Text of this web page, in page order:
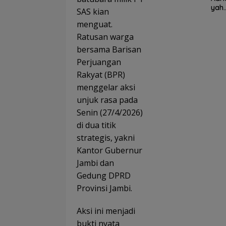
SAS kian
menguat.
Ratusan warga
bersama Barisan
Perjuangan
Rakyat (BPR)
menggelar aksi
unjuk rasa pada
Senin (27/4/2026)
di dua titik
strategis, yakni
Kantor Gubernur
Jambi dan
Gedung DPRD
Provinsi Jambi.
Aksi ini menjadi
bukti nyata
yah